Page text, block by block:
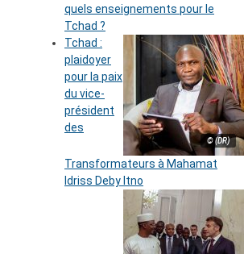
quels enseignements pour le
Tchad ?
© (DR)
Tchad :
plaidoyer
pour la paix
du vice-
président
des
Transformateurs à Mahamat
Idriss Deby Itno